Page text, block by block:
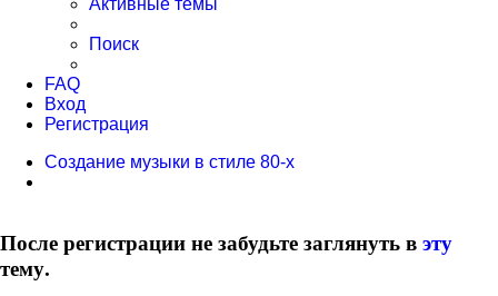
Активные темы
Поиск
FAQ
Вход
Регистрация
Создание музыки в стиле 80-х
После регистрации не забудьте заглянуть вэту
тему.